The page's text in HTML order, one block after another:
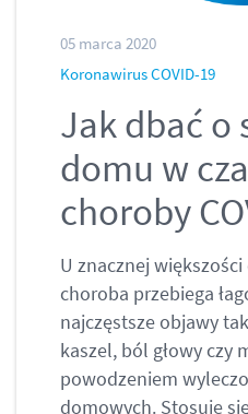
05 marca 2020
Koronawirus COVID-19
Jak dbać o
domu w
choroby
U znacznej większości
choroba przebiega
najczęstsze objawy
kaszel, ból głowy czy
powodzeniem
domowych. Stosuje